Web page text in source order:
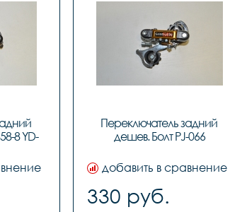
8 YD-
Переключатель задний
дешев. Болт PJ-066
добавить в сравнение
330 руб.